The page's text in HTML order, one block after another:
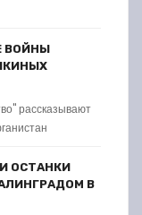
ВОЙНЫ
рассказывают
ОСТАНКИ
В